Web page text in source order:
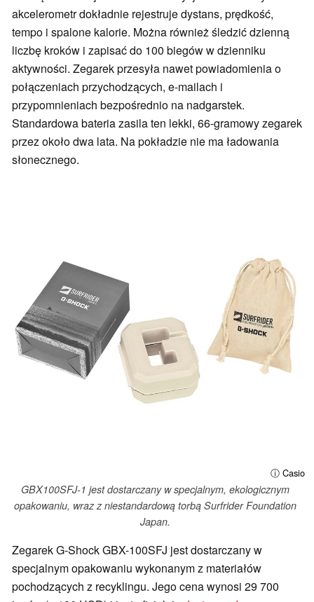
akcelerometr dokładnie rejestruje dystans, prędkość,
tempo i spalone kalorie. Można również śledzić dzienną
liczbę kroków i zapisać do 100 biegów w dzienniku
aktywności. Zegarek przesyła nawet powiadomienia o
połączeniach przychodzących, e-mailach i
przypomnieniach bezpośrednio na nadgarstek.
Standardowa bateria zasila ten lekki, 66-gramowy zegarek
przez około dwa lata. Na pokładzie nie ma ładowania
słonecznego.
ⓘ Casio
GBX100SFJ-1 jest dostarczany w specjalnym, ekologicznym
opakowaniu, wraz z niestandardową torbą Surfrider Foundation
Japan.
Zegarek G-Shock GBX-100SFJ jest dostarczany w
specjalnym opakowaniu wykonanym z materiałów
pochodzących z recyklingu. Jego cena wynosi 29 700